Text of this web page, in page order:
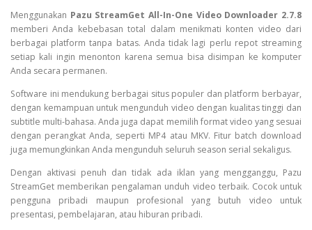
Menggunakan Pazu StreamGet All-In-One Video Downloader 2.7.8
memberi Anda kebebasan total dalam menikmati konten video dari
berbagai platform tanpa batas. Anda tidak lagi perlu repot streaming
setiap kali ingin menonton karena semua bisa disimpan ke komputer
Anda secara permanen.
Software ini mendukung berbagai situs populer dan platform berbayar,
dengan kemampuan untuk mengunduh video dengan kualitas tinggi dan
subtitle multi-bahasa. Anda juga dapat memilih format video yang sesuai
dengan perangkat Anda, seperti MP4 atau MKV. Fitur batch download
juga memungkinkan Anda mengunduh seluruh season serial sekaligus.
Dengan aktivasi penuh dan tidak ada iklan yang mengganggu, Pazu
StreamGet memberikan pengalaman unduh video terbaik. Cocok untuk
pengguna pribadi maupun profesional yang butuh video untuk
presentasi, pembelajaran, atau hiburan pribadi.